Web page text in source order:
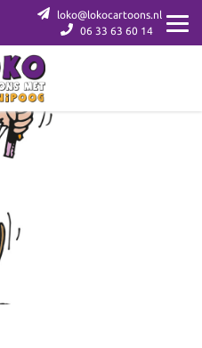
loko@lokocartoons.nl
06 33 63 60 14